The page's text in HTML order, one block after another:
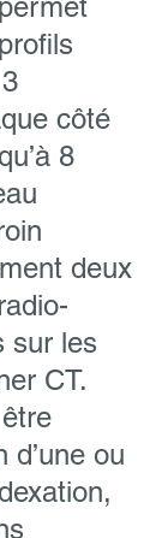
côté
8
deux
sur les
CT.
d’une ou